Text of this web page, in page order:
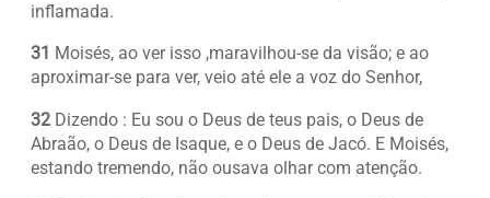
inflamada.
31 Moisés, ao ver isso ,maravilhou-se da visão; e ao
aproximar-se para ver, veio até ele a voz do Senhor,
32 Dizendo : Eu sou o Deus de teus pais, o Deus de
Abraão, o Deus de Isaque, e o Deus de Jacó. E Moisés,
estando tremendo, não ousava olhar com atenção.